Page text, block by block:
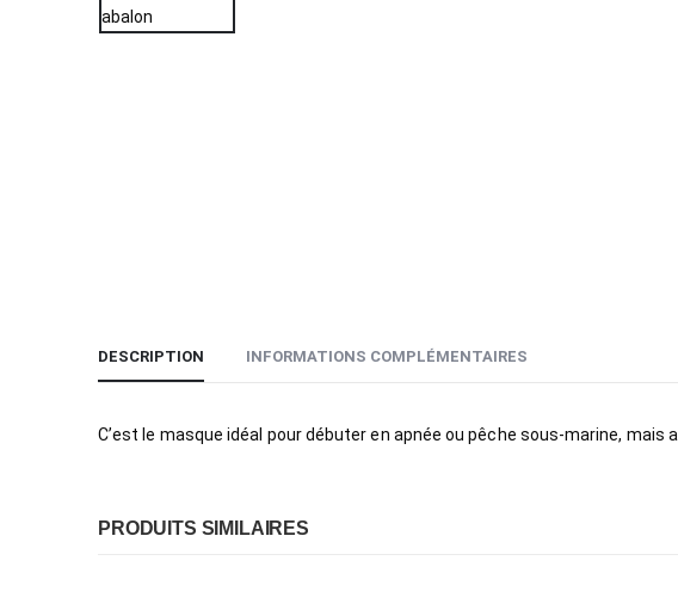
DESCRIPTION INFORMATIONS COMPLÉMENTAIRES
C’est le masque idéal pour débuter en apnée ou pêche sous-marine,
PRODUITS SIMILAIRES